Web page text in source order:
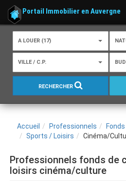
Portail Immobilier en Auvergne
A LOUER (17)
VILLE / C.P.
RECHERCHER
Accueil Professionnels
Sports / Loisirs
Cinéma/
Professionnels fonds de
loisirs cinéma/culture